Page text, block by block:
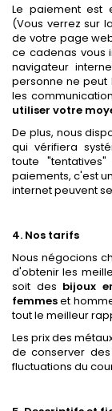
Le paiement est
(Vous verrez sur
de votre page
ce cadenas vous
navigateur
personne ne peut
les
utiliser votre
De plus, nous
qui vérifiera
toute
paiements, c'est
internet peuvent
4. Nos tarifs
Nous négocions
d'obtenir les
soit des bijoux
femmeset
tout le meilleur
Les prix des
de conserver
fluctuations du